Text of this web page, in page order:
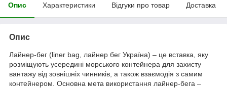
Опис Характеристики Відгуки про товар Доставка
Опис
Лайнер-бег (liner bag, лайнер бег Україна) – це вставка, яку
розміщують усередині морського контейнера для захисту
вантажу від зовнішніх чинників, а також взаємодія з самим
контейнером. Основна мета використання лайнер-бега –